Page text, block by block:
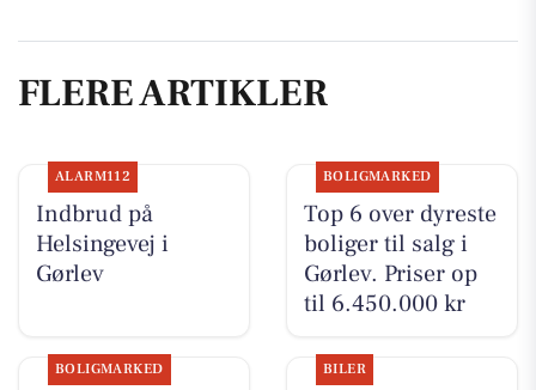
FLERE ARTIKLER
ALARM112
Indbrud på
Helsingevej i
Gørlev
BOLIGMARKED
Top 6 over dyreste
boliger til salg i
Gørlev. Priser op
til 6.450.000 kr
BOLIGMARKED BILER